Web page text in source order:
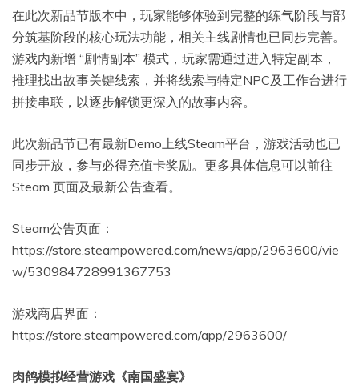
在此次新品节版本中，玩家能够体验到完整的练气阶段与部
分筑基阶段的核心玩法功能，相关主线剧情也已同步完善。
游戏内新增 “剧情副本” 模式，玩家需通过进入特定副本，
推理找出故事关键线索，并将线索与特定NPC及工作台进行
拼接串联，以逐步解锁更深入的故事内容。
此次新品节已有最新Demo上线Steam平台，游戏活动也已
同步开放，参与必得充值卡奖励。更多具体信息可以前往
Steam 页面及最新公告查看。
Steam公告页面：
https://store.steampowered.com/news/app/2963600/vie
w/530984728991367753
游戏商店界面：
https://store.steampowered.com/app/2963600/
肉鸽模拟经营游戏《南国盛宴》